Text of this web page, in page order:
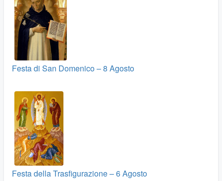
Festa di San Domenico – 8 Agosto
Festa della Trasfigurazione – 6 Agosto